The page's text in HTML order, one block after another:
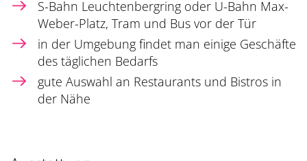
S-Bahn Leuchtenbergring oder U-Bahn Max-
Weber-Platz, Tram und Bus vor der Tür
in der Umgebung findet man einige Geschäfte
des täglichen Bedarfs
gute Auswahl an Restaurants und Bistros in
der Nähe